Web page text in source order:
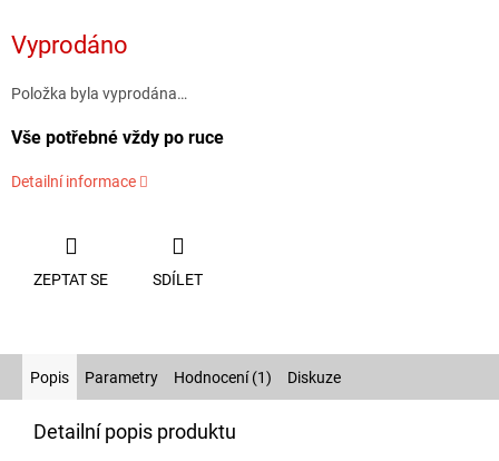
cena:
Vyprodáno
Položka byla vyprodána…
Vše potřebné vždy po ruce
Detailní informace
ZEPTAT SE SDÍLET
Popis Parametry Hodnocení (1) Diskuze
Detailní popis produktu